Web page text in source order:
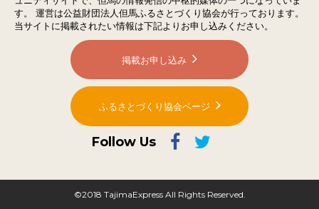
す。
運営は公益財団法人但馬ふるさとづくり協会が行っております。
当サイトに掲載されたい情報は下記よりお申し込みください。
掲載お申し込み
ふるさとづくり協会ページ
Follow Us
©2018 TajimaExpress All Rights Reserved.